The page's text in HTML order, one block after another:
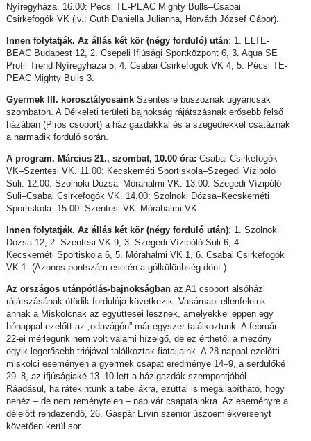
Nyíregyháza. 16.00: Pécsi TE-PEAC Mighty Bulls–Csabai
Csirkefogók VK (jv.: Guth Daniella Julianna, Horváth József Gábor).
Innen folytatják. Az állás két kör (négy forduló) után: 1. ELTE-
BEAC Budapest 12, 2. Csepeli Ifjúsági Sportközpont 6, 3. Aqua SE
Profil Trend Nyíregyháza 5, 4. Csabai Csirkefogók VK 4, 5. Pécsi TE-
PEAC Mighty Bulls 3.
Gyermek III. korosztályosainkSzentesre buszoznak ugyancsak
szombaton. A Délkeleti területi bajnokság rájátszásnak erősebb felső
házában (Piros csoport) a házigazdákkal és a szegediekkel csatáznak
a harmadik forduló során.
A program. Március 21., szombat, 10.00 óra: Csabai Csirkefogók
VK–Szentesi VK. 11.00: Kecskeméti Sportiskola–Szegedi Vízipóló
Suli. 12.00: Szolnoki Dózsa–Mórahalmi VK. 13.00: Szegedi Vízipóló
Suli–Csabai Csirkefogók VK. 14.00: Szolnoki Dózsa–Kecskeméti
Sportiskola. 15.00: Szentesi VK–Mórahalmi VK.
Innen folytatják. Az állás két kör (négy forduló után): 1. Szolnoki
Dózsa 12, 2. Szentesi VK 9, 3. Szegedi Vízipóló Suli 6, 4.
Kecskeméti Sportiskola 6, 5. Mórahalmi VK 1, 6. Csabai Csirkefogók
VK 1. (Azonos pontszám esetén a gólkülönbség dönt.)
Az országos utánpótlás-bajnokságbanaz A1 csoport alsóházi
rájátszásának ötödik fordulója következik. Vasárnapi ellenfeleink
annak a Miskolcnak az együttesei lesznek, amelyekkel éppen egy
hónappal ezelőtt az „odavágón” már egyszer találkoztunk. A február
22-ei mérlegünk nem volt valami hízelgő, de ez érthető: a mezőny
egyik legerősebb triójával találkoztak fiataljaink. A 28 nappal ezelőtti
miskolci eseményen a gyermek csapat eredménye 14–9, a serdülőké
29–8, az ifjúságiaké 13–10 lett a házigazdák szempontjából.
Ráadásul, ha rátekintünk a tabellákra, ezúttal is megállapítható, hogy
nehéz – de nem reménytelen – nap vár csapatainkra. Az eseményre a
délelőtt rendezendő, 26. Gáspár Ervin szenior úszóemlékversenyt
követően kerül sor.